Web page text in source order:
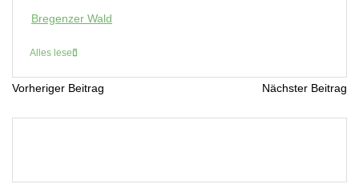
Bregenzer Wald
Alles lesen
B
Vorheriger Beitrag Nächster Beitrag